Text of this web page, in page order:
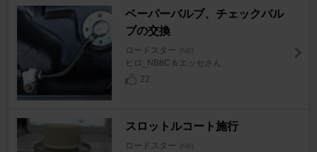
ベーパーバルブ、チェックバル
ブの交換
ロードスター [NB]
ヒロ_NB8C＆エッセさん
22
スロットルコート施行
ロードスター [NB]